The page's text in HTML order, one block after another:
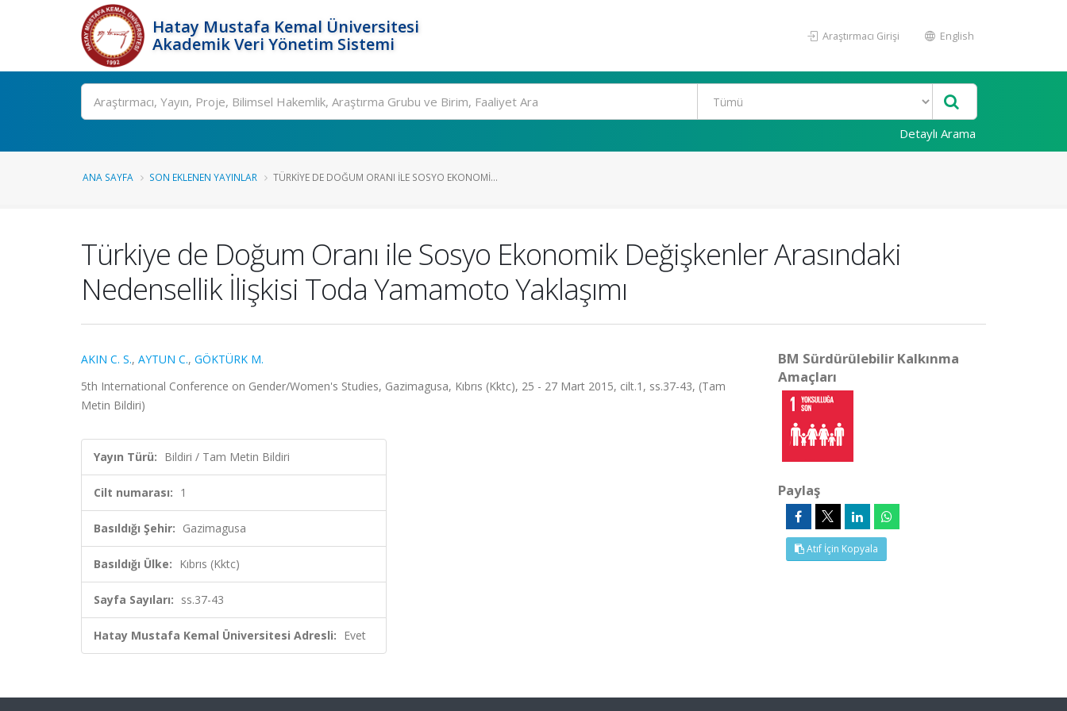
Hatay Mustafa Kemal Üniversitesi
Akademik Veri Yönetim Sistemi
Araştırmacı Girişi English
Ara
Detaylı Arama
ANA SAYFA SON EKLENEN YAYINLAR TÜRKIYE DE DOĞUM ORANI ILE SOSYO EKONOMI...
Türkiye de Doğum Oranı ile Sosyo Ekonomik Değişkenler Arasındaki
Nedensellik İlişkisi Toda Yamamoto Yaklaşımı
AKIN C. S., AYTUN C., GÖKTÜRK M.
5th International Conference on Gender/Women's Studies, Gazimagusa, Kıbrıs (Kktc), 25 - 27 Mart 2015, cilt.1, ss.37-43, (Tam
Metin Bildiri)
Yayın Türü: Bildiri / Tam Metin Bildiri
Cilt numarası: 1
Basıldığı Şehir: Gazimagusa
Basıldığı Ülke: Kıbrıs (Kktc)
Sayfa Sayıları: ss.37-43
Hatay Mustafa Kemal Üniversitesi Adresli: Evet
BM Sürdürülebilir Kalkınma
Amaçları
Paylaş
Atıf İçin Kopyala